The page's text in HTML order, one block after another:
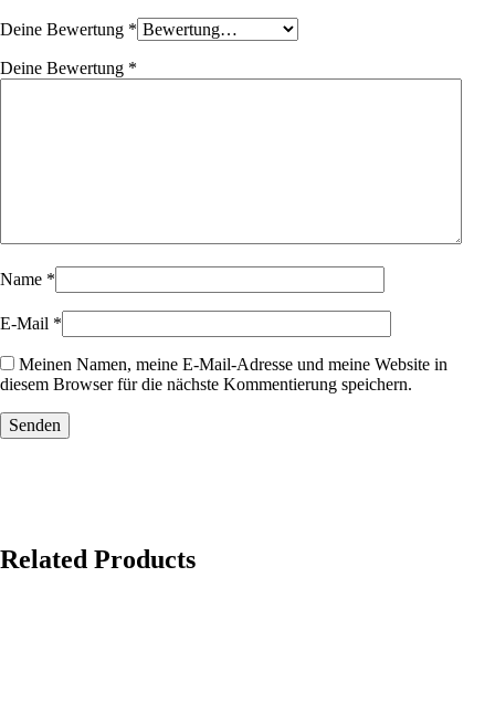
Deine Bewertung *
Deine Bewertung *
Name *
E-Mail *
Meinen Namen, meine E-Mail-Adresse und meine Website in
diesem Browser für die nächste Kommentierung speichern.
Related Products